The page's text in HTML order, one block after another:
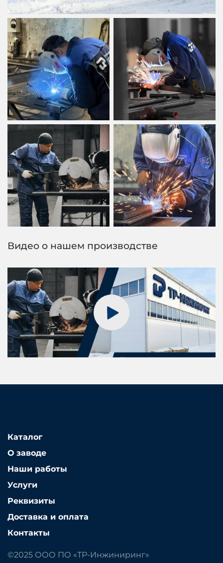
Видео о нашем производстве
Каталог
О заводе
Наши работы
Услуги
Реквизиты
Доставка и оплата
Контакты
©2025 ООО ПО «ТР-Инжиниринг»